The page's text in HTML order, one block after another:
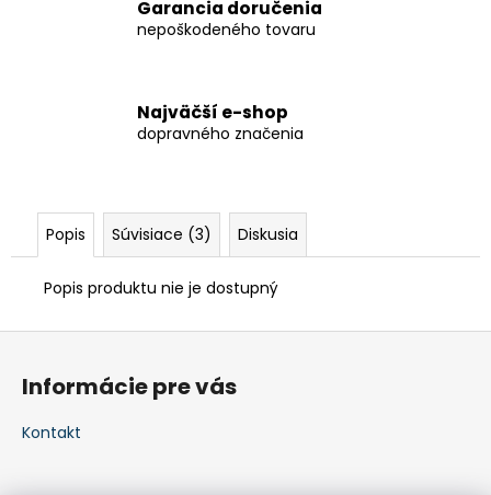
Garancia doručenia
nepoškodeného tovaru
Najväčší e-shop
dopravného značenia
Popis Súvisiace (3) Diskusia
Popis produktu nie je dostupný
Z
Informácie pre vás
Kontakt